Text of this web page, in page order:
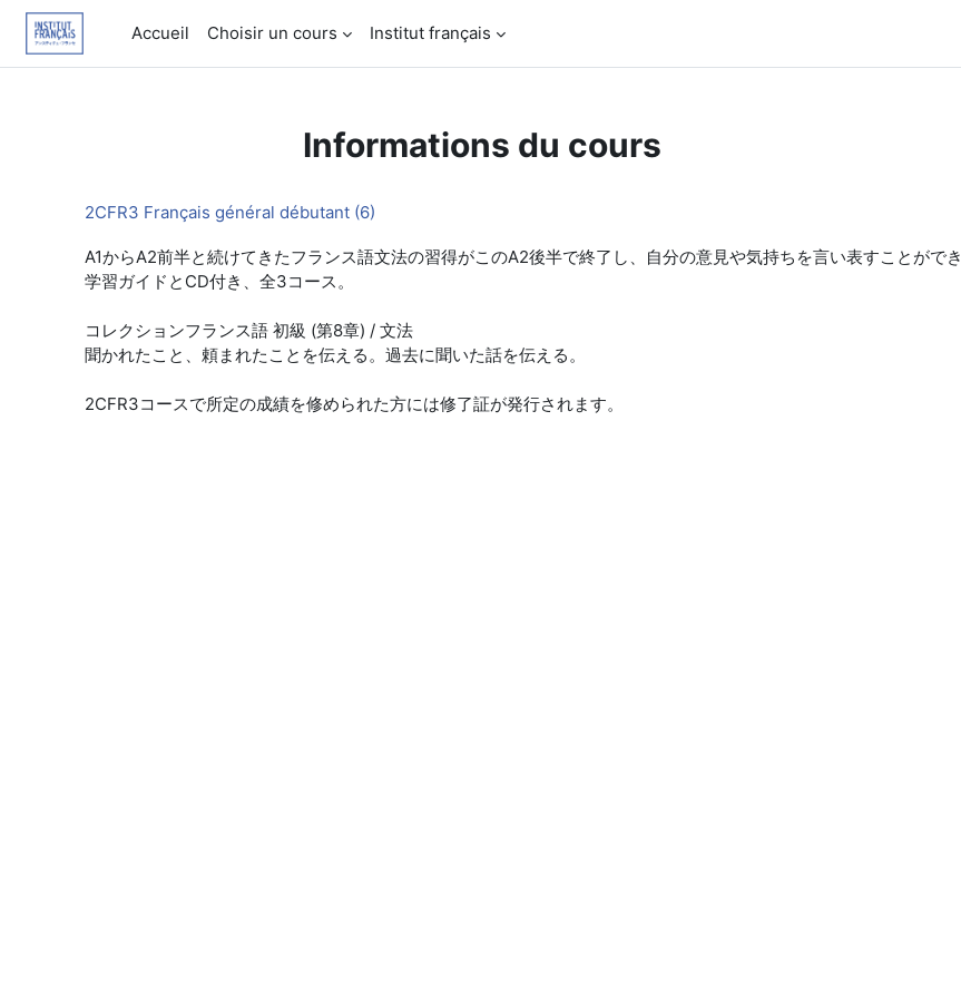
Passer au contenu principal
Accueil
Choisir un cours Institut français
Informations du cours
2CFR3 Français général débutant (6)
A1からA2前半と続けてきたフランス語文法の習得がこのA2後半で終了し、自分の意見や気持ちを言い表すことがで
学習ガイドとCD付き、全3コース。
コレクションフランス語 初級 (第8章) / 文法
聞かれたこと、頼まれたことを伝える。過去に聞いた話を伝える。
2CFR3コースで所定の成績を修められた方には修了証が発行されます。